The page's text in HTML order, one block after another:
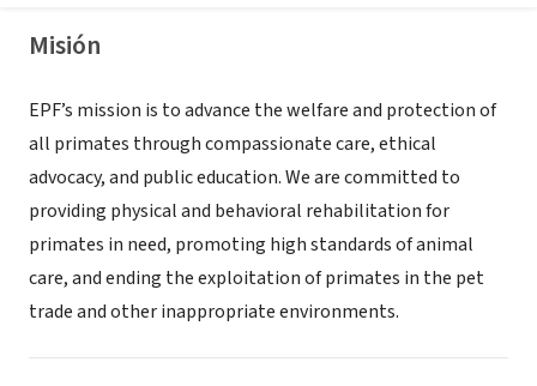
Misión
EPF’s mission is to advance the welfare and protection of
all primates through compassionate care, ethical
advocacy, and public education. We are committed to
providing physical and behavioral rehabilitation for
primates in need, promoting high standards of animal
care, and ending the exploitation of primates in the pet
trade and other inappropriate environments.